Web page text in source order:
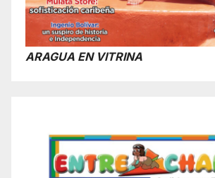
ARAGUA EN VITRINA